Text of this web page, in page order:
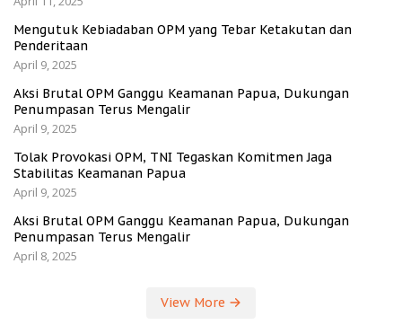
Mengutuk Kebiadaban OPM yang Tebar Ketakutan dan
Penderitaan
April 9, 2025
Aksi Brutal OPM Ganggu Keamanan Papua, Dukungan
Penumpasan Terus Mengalir
April 9, 2025
Tolak Provokasi OPM, TNI Tegaskan Komitmen Jaga
Stabilitas Keamanan Papua
April 9, 2025
Aksi Brutal OPM Ganggu Keamanan Papua, Dukungan
Penumpasan Terus Mengalir
April 8, 2025
View More